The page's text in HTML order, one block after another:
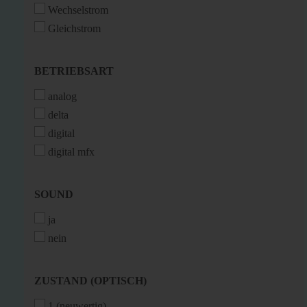
Wechselstrom
Gleichstrom
BETRIEBSART
BETRIEBSART
analog
delta
digital
digital mfx
SOUND
SOUND
ja
nein
ZUSTAND
ZUSTAND (OPTISCH)